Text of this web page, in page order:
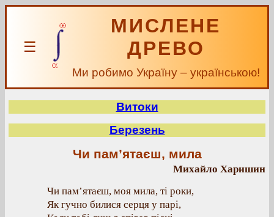
☰
МИСЛЕНЕ
ДРЕВО
Ми робимо Україну – українською!
Витоки
Березень
Чи пам’ятаєш, мила
Михайло Харишин
Чи пам’ятаєш, моя мила, ті роки,
Як гучно билися серця у парі,